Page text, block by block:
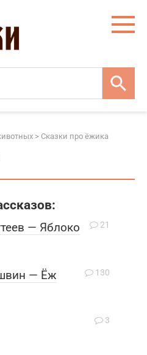
> Сказки про ёжика
21
— Яблоко
130
— Ёж
3